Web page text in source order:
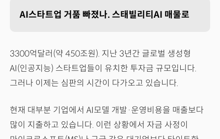
AI스타트업 거품 빠졌나. 스태빌리티AI 매물로
3300억달러(약 450조원). 지난 3년간 글로벌 생성형
AI(인공지능) 스타트업들이 유치한 투자금 규모입니다.
그러나 이제는 심판의 시간이 다가오고 있습니다.
현재 대부분 기업에서 AI모델 개발·운영비용을 매출보다
많이 지출하고 있습니다. 이런 상황에서 자금 사정이